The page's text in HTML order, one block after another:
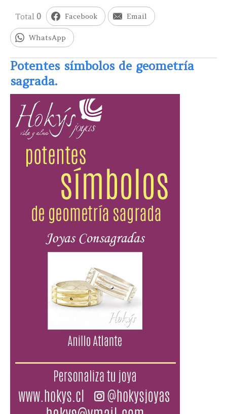
Total 0 Facebook Email
WhatsApp
Potentes símbolos de geometría
sagrada.